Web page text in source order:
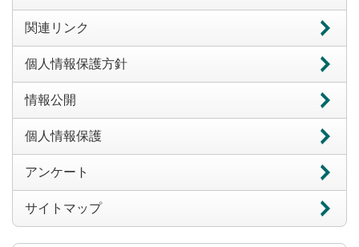
関連リンク
個人情報保護方針
情報公開
個人情報保護
アンケート
サイトマップ